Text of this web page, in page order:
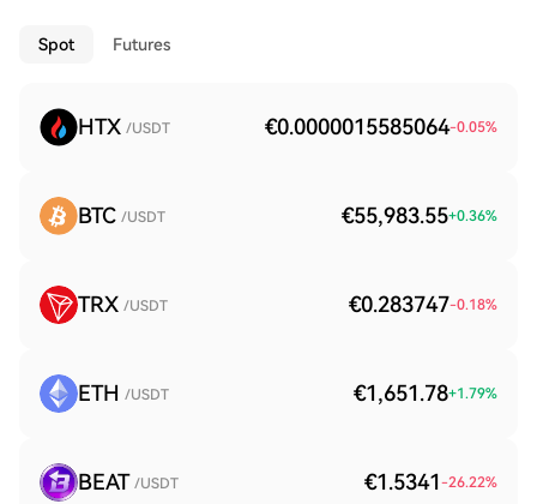
Spot Futures
HTX /USDT €0.0000015585064-0.05%
BTC /USDT €55,983.55+0.36%
TRX /USDT €0.283747-0.18%
ETH /USDT €1,651.78+1.79%
BEAT /USDT €1.5341 -26.22%